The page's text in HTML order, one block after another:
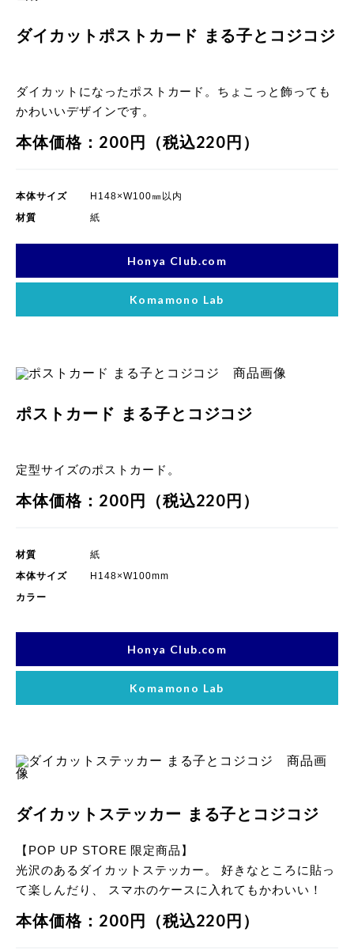
ダイカットポストカード まる子とコジコジ
ダイカットになったポストカード。ちょこっと飾っても
かわいいデザインです。
本体価格：200円（税込220円）
本体サイズ
H148×W100㎜以内
材質
紙
Honya Club.com
Komamono Lab
ポストカード まる子とコジコジ
定型サイズのポストカード。
本体価格：200円（税込220円）
材質
紙
本体サイズ
H148×W100mm
カラー
Honya Club.com
Komamono Lab
ダイカットステッカー まる子とコジコジ
【POP UP STORE 限定商品】
光沢のあるダイカットステッカー。 好きなところに貼っ
て楽しんだり、 スマホのケースに入れてもかわいい！
本体価格：200円（税込220円）